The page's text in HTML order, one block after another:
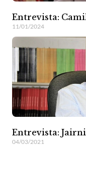
Entrevista:
11/01/2024
Entrevista:
04/03/2021